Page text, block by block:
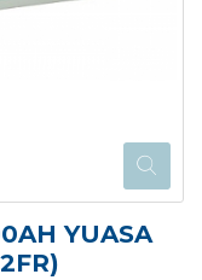
YUASA